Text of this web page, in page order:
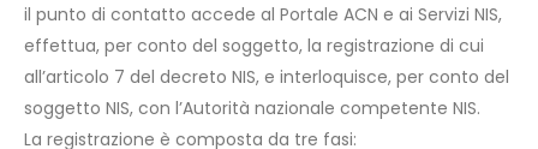
il punto di contatto accede al Portale ACN e ai Servizi NIS,
effettua, per conto del soggetto, la registrazione di cui
all’articolo 7 del decreto NIS, e interloquisce, per conto del
soggetto NIS, con l’Autorità nazionale competente NIS.
La registrazione è composta da tre fasi: